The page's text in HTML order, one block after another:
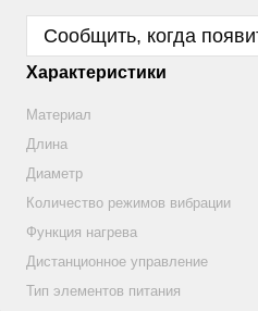
Сообщить, когда
Характеристики
Материал
Длина
Диаметр
Количество режимов вибрации
Функция нагрева
Дистанционное управление
Тип элементов питания